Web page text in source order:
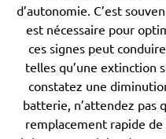
d’autonomie. C’est
est nécessaire pour
ces signes peut
telles qu’une extinction
constatez une
batterie, n’attendez pas
remplacement rapide